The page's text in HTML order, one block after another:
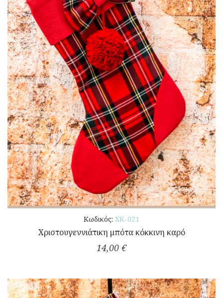
Κωδικός: ΧΚ-021
Χριστουγεννιάτικη μπότα κόκκινη καρό
14,00 €